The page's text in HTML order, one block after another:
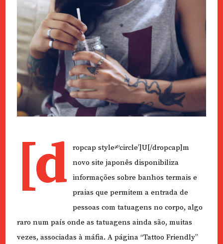
[d
ropcap style≠‘circle’]U[/dropcap]m
novo site japonês disponibiliza
informações sobre banhos termais e
praias que permitem a entrada de
pessoas com tatuagens no corpo, algo
raro num país onde as tatuagens ainda são, muitas
vezes, associadas à máfia. A página “Tattoo Friendly”